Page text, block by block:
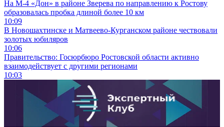
На М-4 «Дон» в районе Зверева по направлению к Ростову
образовалась пробка длиной более 10 км
10:09
В Новошахтинске и Матвеево-Курганском районе чествовали
золотых юбиляров
10:06
Правительство: Госюрбюро Ростовской области активно
взаимодействует с другими регионами
10:03